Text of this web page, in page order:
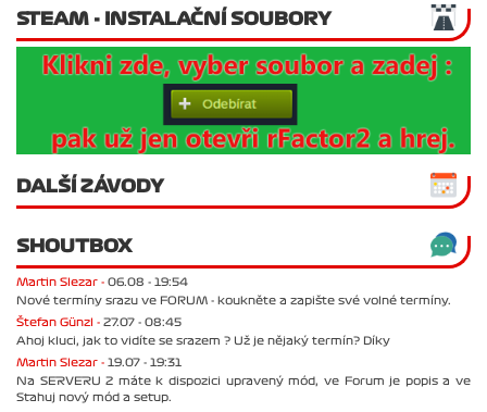
STEAM - INSTALAČNÍ SOUBORY
DALŠÍ ZÁVODY
SHOUTBOX
Martin Slezar - 06.08 - 19:54
Nové termíny srazu ve FORUM - koukněte a zapište své volné termíny.
Štefan Günzl - 27.07 - 08:45
Ahoj kluci, jak to vidíte se srazem ? Už je nějaký termín? Díky
Martin Slezar - 19.07 - 19:31
Na SERVERU 2 máte k dispozici upravený mód, ve Forum je popis a ve
Stahuj nový mód a setup.